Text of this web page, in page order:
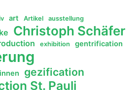
art Artikel ausstellung
Christoph Schäfer
exhibition gentrification
gezification
St. Pauli